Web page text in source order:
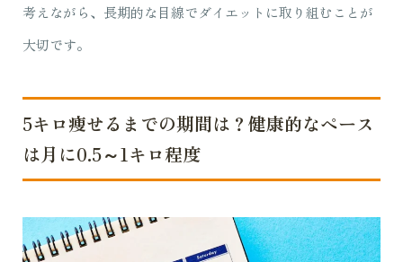
考えながら、長期的な目線でダイエットに取り組むことが
大切です。
5キロ痩せるまでの期間は？健康的なペース
は月に0.5～1キロ程度